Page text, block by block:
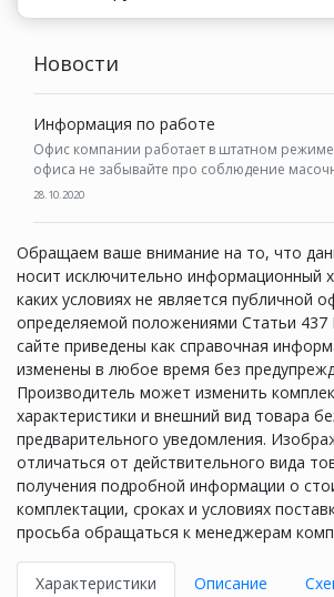
Новости
Информация по работе
Офис компании работает в штатном
офиса не забывайте про соблюдение
28.10.2020
Обращаем ваше внимание на то, что
носит исключительно информационный
каких условиях не является публичной
определяемой положениями Статьи
сайте приведены как справочная
изменены в любое время без
Производитель может изменить
характеристики и внешний вид товара
предварительного уведомления.
отличаться от действительного вида
получения подробной информации о
комплектации, сроках и условиях
просьба обращаться к менеджерам
Характеристики Описание